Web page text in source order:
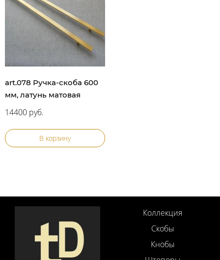
art.078 Ручка-скоба 600
мм, латунь матовая
14400 руб.
В корзину
Коллекция
Скобы
Кнобы